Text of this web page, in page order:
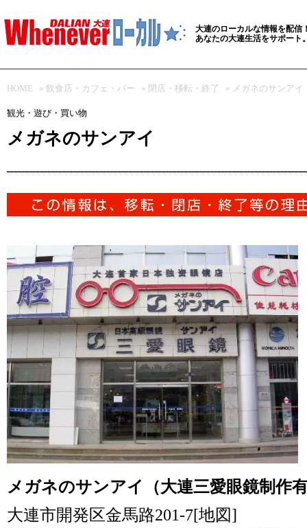
大連のローカルな情報を配信
あなたの大連生活をサポート
HOME » 飲食店・カフェ・バー » 閉店・移転・終了 » メガネのサンアイ
観光・遊び・買い物
メガネのサンアイ
メガネのサンアイ（大連三愛眼鏡制作
大連市開発区金馬路201-7[地図]